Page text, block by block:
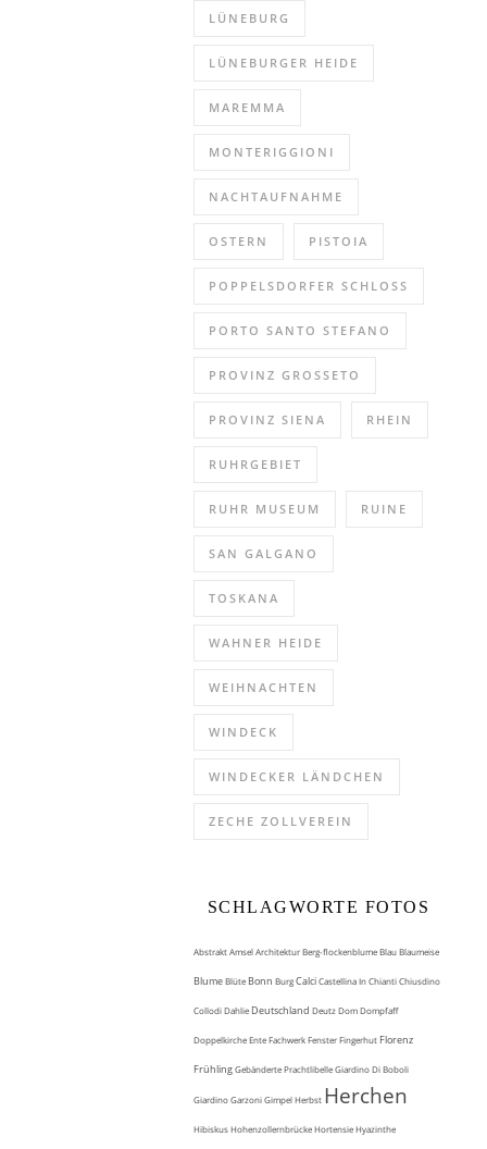
LÜNEBURG
LÜNEBURGER HEIDE
MAREMMA
MONTERIGGIONI
NACHTAUFNAHME
OSTERN PISTOIA
POPPELSDORFER SCHLOSS
PORTO SANTO STEFANO
PROVINZ GROSSETO
PROVINZ SIENA RHEIN
RUHRGEBIET
RUHR MUSEUM RUINE
SAN GALGANO
TOSKANA
WAHNER HEIDE
WEIHNACHTEN
WINDECK
WINDECKER LÄNDCHEN
ZECHE ZOLLVEREIN
SCHLAGWORTE FOTOS
AbstraktAmselArchitekturBerg-flockenblumeBlauBlaumeise
BlumeBlüte Bonn BurgCalciCastellina In ChiantiChiusdino
CollodiDahlie Deutschland DeutzDomDompfaff
DoppelkircheEnteFachwerkFensterFingerhut Florenz
FrühlingGebänderte PrachtlibelleGiardino Di Boboli
Giardino GarzoniGimpelHerbst Herchen
HibiskusHohenzollernbrückeHortensieHyazinthe